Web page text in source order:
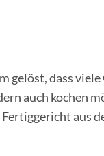
gelöst, dass
auch kochen
aus